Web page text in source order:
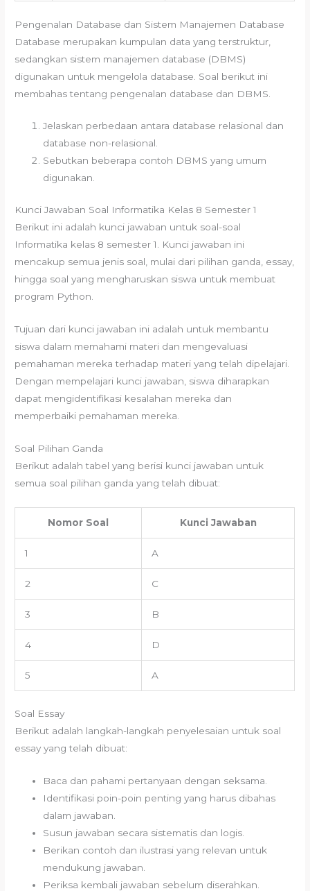
Pengenalan Database dan Sistem Manajemen Database
Database merupakan kumpulan data yang terstruktur,
sedangkan sistem manajemen database (DBMS)
digunakan untuk mengelola database. Soal berikut ini
membahas tentang pengenalan database dan DBMS.
Jelaskan perbedaan antara database relasional dan
database non-relasional.
Sebutkan beberapa contoh DBMS yang umum
digunakan.
Kunci Jawaban Soal Informatika Kelas 8 Semester 1
Berikut ini adalah kunci jawaban untuk soal-soal
Informatika kelas 8 semester 1. Kunci jawaban ini
mencakup semua jenis soal, mulai dari pilihan ganda, essay,
hingga soal yang mengharuskan siswa untuk membuat
program Python.
Tujuan dari kunci jawaban ini adalah untuk membantu
siswa dalam memahami materi dan mengevaluasi
pemahaman mereka terhadap materi yang telah dipelajari.
Dengan mempelajari kunci jawaban, siswa diharapkan
dapat mengidentifikasi kesalahan mereka dan
memperbaiki pemahaman mereka.
Soal Pilihan Ganda
Berikut adalah tabel yang berisi kunci jawaban untuk
semua soal pilihan ganda yang telah dibuat:
Nomor Soal Kunci Jawaban
1 A
2 C
3 B
4 D
5 A
Soal Essay
Berikut adalah langkah-langkah penyelesaian untuk soal
essay yang telah dibuat:
Baca dan pahami pertanyaan dengan seksama.
Identifikasi poin-poin penting yang harus dibahas
dalam jawaban.
Susun jawaban secara sistematis dan logis.
Berikan contoh dan ilustrasi yang relevan untuk
mendukung jawaban.
Periksa kembali jawaban sebelum diserahkan.